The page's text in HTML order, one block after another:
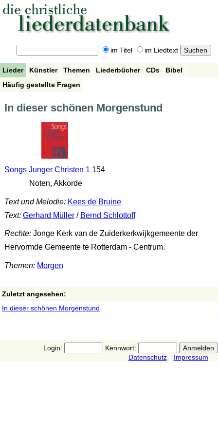
im Titel im Liedtext
Lieder Künstler Themen Liederbücher CDs
Bibel
Häufig gestellte Fragen
In dieser schönen Morgenstund
Songs Junger Christen 1 154
Noten, Akkorde
Text und Melodie: Kees de Bruine
Text: Gerhard Müller/ Bernd Schlottoff
Rechte:Jonge Kerk van de Zuiderkerkwijkgemeente der
Hervormde Gemeente te Rotterdam - Centrum.
Themen: Morgen
Zuletzt angesehen:
In dieser schönen Morgenstund
Login:
Kennwort:
Datenschutz
Impressum